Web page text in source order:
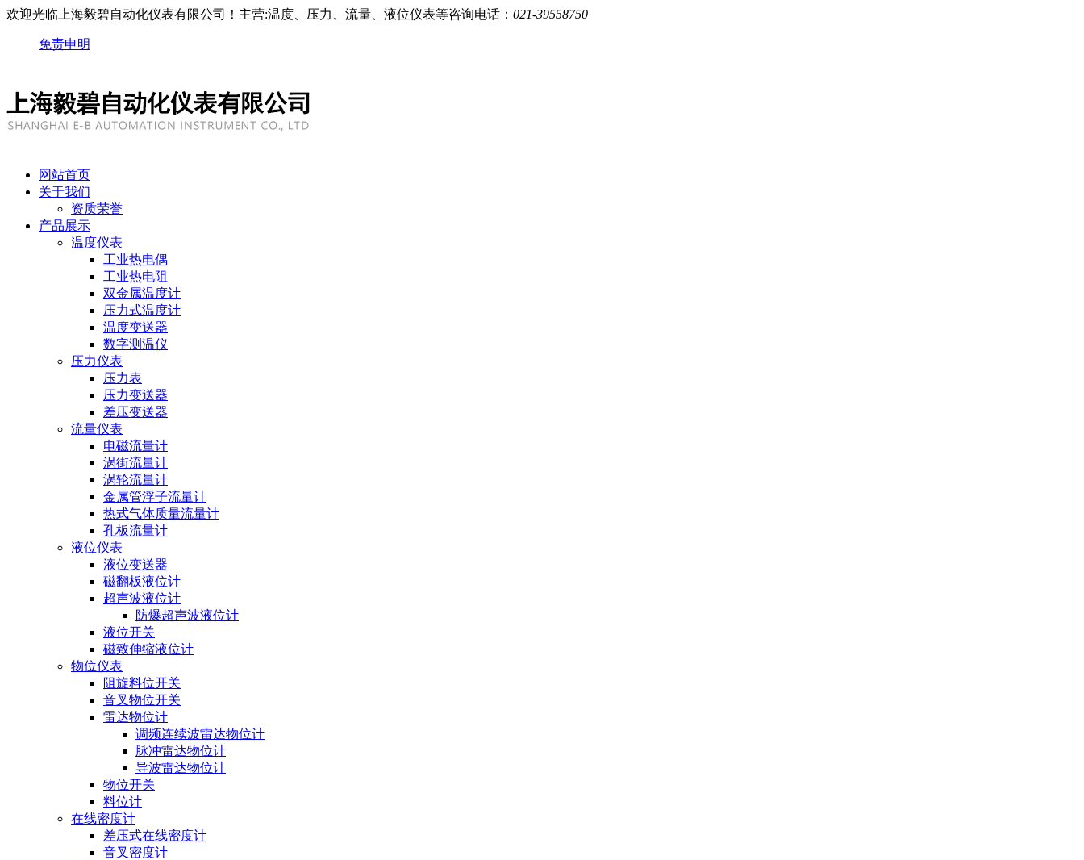
欢迎光临上海毅碧自动化仪表有限公司！主营:温度、压力、流量、液位仪表等咨询电话： 021-39558750
免责申明
网站首页
关于我们
资质荣誉
产品展示
温度仪表
工业热电偶
工业热电阻
双金属温度计
压力式温度计
温度变送器
数字测温仪
压力仪表
压力表
压力变送器
差压变送器
流量仪表
电磁流量计
涡街流量计
涡轮流量计
金属管浮子流量计
热式气体质量流量计
孔板流量计
液位仪表
液位变送器
磁翻板液位计
超声波液位计
防爆超声波液位计
液位开关
磁致伸缩液位计
物位仪表
阻旋料位开关
音叉物位开关
雷达物位计
调频连续波雷达物位计
脉冲雷达物位计
导波雷达物位计
物位开关
料位计
在线密度计
差压式在线密度计
音叉密度计